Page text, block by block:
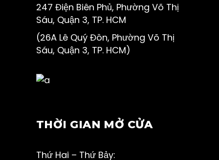
247 Điện Biên Phủ, Phường Võ Thị
Sáu, Quận 3, TP. HCM
(26A Lê Quý Đôn, Phường Võ Thị
Sáu, Quận 3, TP. HCM)
THỜI GIAN MỞ CỬA
Thứ Hai – Thứ Bảy: